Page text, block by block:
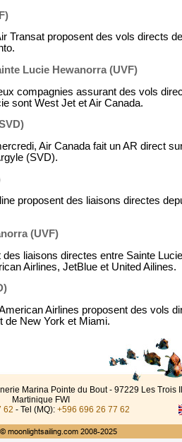
Transat proposent des vols directs
Lucie Hewanorra (UVF)
compagnies assurant des vols
sont West Jet et Air Canada.
Air Canada fait un AR direct
(SVD).
proposent des liaisons directes
(UVF)
liaisons directes entre Sainte
Airlines, JetBlue et United Ailines.
Airlines proposent des vols
de New York et Miami.
Marina Pointe du Bout - 97229 Les Trois
Martinique FWI
62 - Tel (MQ): +596 696 26 77 62